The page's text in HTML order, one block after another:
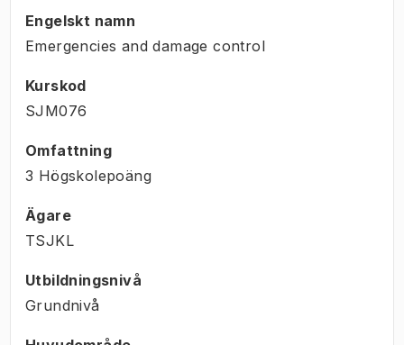
Engelskt namn
Emergencies and damage control
Kurskod
SJM076
Omfattning
3 Högskolepoäng
Ägare
TSJKL
Utbildningsnivå
Grundnivå